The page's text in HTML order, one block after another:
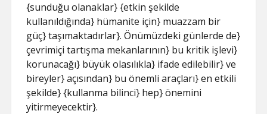
{sunduğu olanaklar} {etkin şekilde
kullanıldığında} hümanite için} muazzam bir
güç} taşımaktadırlar}. Önümüzdeki günlerde de}
çevrimiçi tartışma mekanlarının} bu kritik işlevi}
korunacağı} büyük olasılıkla} ifade edilebilir} ve
bireyler} açısından} bu önemli araçları} en etkili
şekilde} {kullanma bilinci} hep} önemini
yitirmeyecektir}.